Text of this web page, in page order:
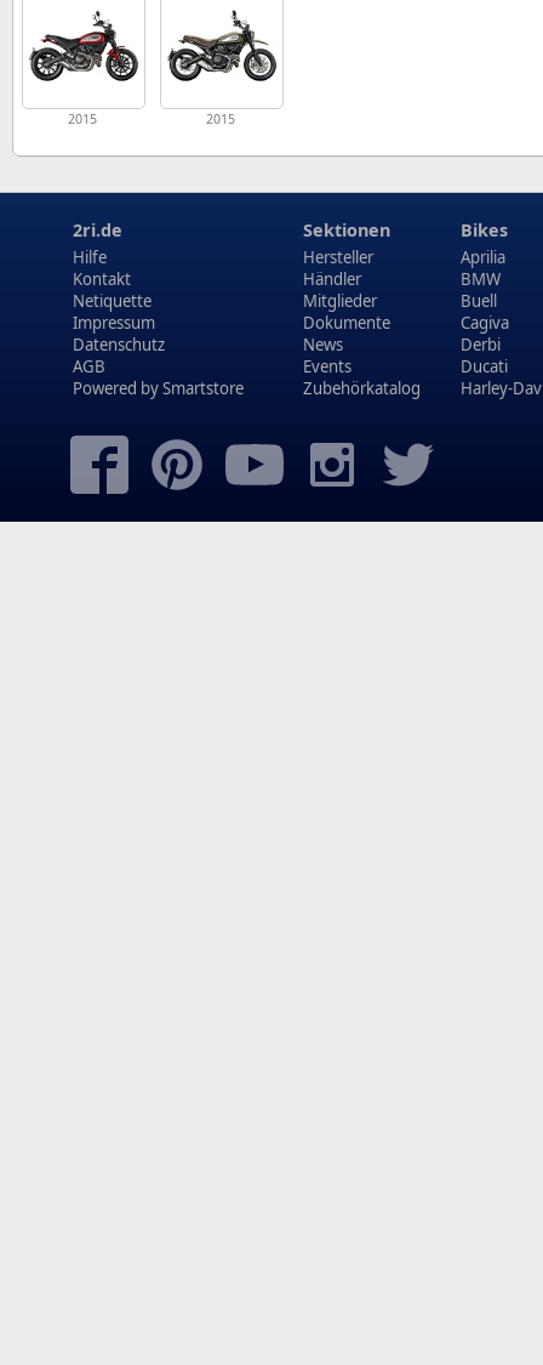
2015 2015
2ri.de
Hilfe
Kontakt
Netiquette
Impressum
Datenschutz
AGB
Powered bySmartstore
Sektionen
Hersteller
Händler
Mitglieder
Dokumente
News
Events
Zubehörkatalog
Bikes
Aprilia
BMW
Buell
Cagiva
Derbi
Ducati
Harley-